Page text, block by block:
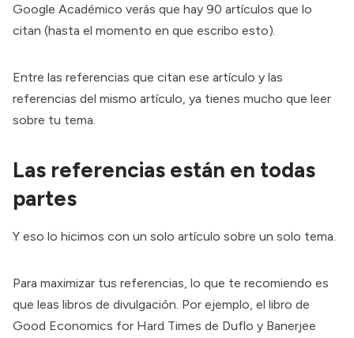
Google Académico verás que hay 90 artículos que lo
citan (hasta el momento en que escribo esto).
Entre las referencias que citan ese artículo y las
referencias del mismo artículo, ya tienes mucho que leer
sobre tu tema.
Las referencias están en todas
partes
Y eso lo hicimos con un solo artículo sobre un solo tema.
Para maximizar tus referencias, lo que te recomiendo es
que leas libros de divulgación. Por ejemplo, el libro de
Good Economics for Hard Times de Duflo y Banerjee